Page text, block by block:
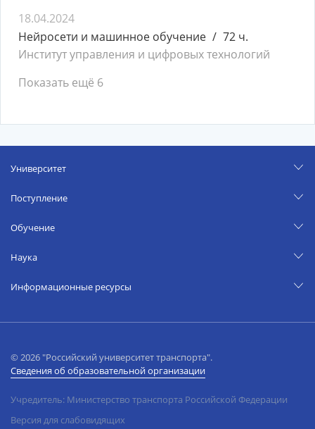
18.04.2024
Нейросети и машинное обучение
72 ч.
Институт управления и цифровых технологий
Показать ещё 6
Университет
Поступление
Обучение
Наука
Информационные ресурсы
© 2026 "Российский университет транспорта".
Сведения об образовательной организации
Учредитель: Министерство транспорта Российской Федерации
Версия для слабовидящих